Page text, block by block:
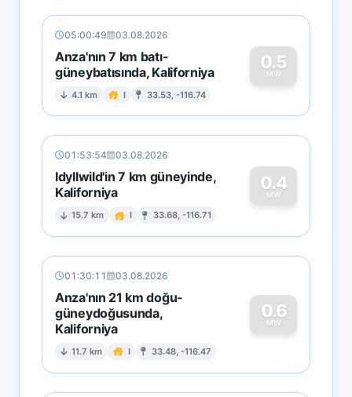
05:00:49 03.08.2026
Anza'nın 7 km batı-
güneybatısında, Kaliforniya
4.1 km I 33.53, -116.74
0.5
MW
0
01:53:54 03.08.2026
Idyllwild'in 7 km güneyinde,
Kaliforniya
15.7 km I 33.68, -116.71
0.4
MW
0
01:30:11 03.08.2026
Anza'nın 21 km doğu-
güneydoğusunda,
Kaliforniya
11.7 km I 33.48, -116.47
0.6
MW
0